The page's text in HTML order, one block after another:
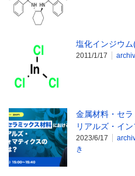
塩化インジウ
2011/1/17
金属材料・セ
リアルズ・イ
2023/6/17
き